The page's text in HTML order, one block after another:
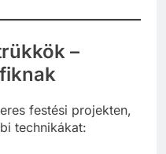
–
festési projekten,
technikákat: